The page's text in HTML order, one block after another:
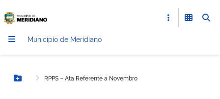
Município de Meridiano
Botão MenuRPPS – Ata Referente a Novembro